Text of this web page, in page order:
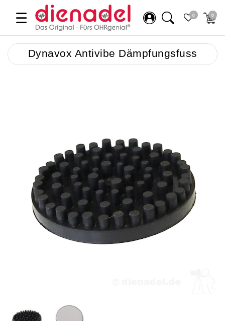
☰ 0 0
Dynavox Antivibe Dämpfungsfuss